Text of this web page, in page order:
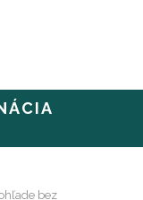
bez